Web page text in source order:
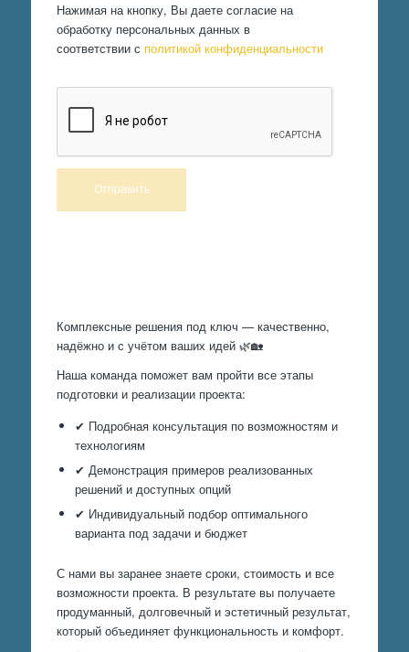
Нажимая на кнопку, Вы даете согласие на
обработку персональных данных в
соответствии с политикой конфиденциальности
Комплексные решения под ключ — качественно,
надёжно и с учётом ваших идей 🌿🏡
Наша команда поможет вам пройти все этапы
подготовки и реализации проекта:
✔ Подробная консультация по возможностям и
технологиям
✔ Демонстрация примеров реализованных
решений и доступных опций
✔ Индивидуальный подбор оптимального
варианта под задачи и бюджет
С нами вы заранее знаете сроки, стоимость и все
возможности проекта. В результате вы получаете
продуманный, долговечный и эстетичный результат,
который объединяет функциональность и комфорт.